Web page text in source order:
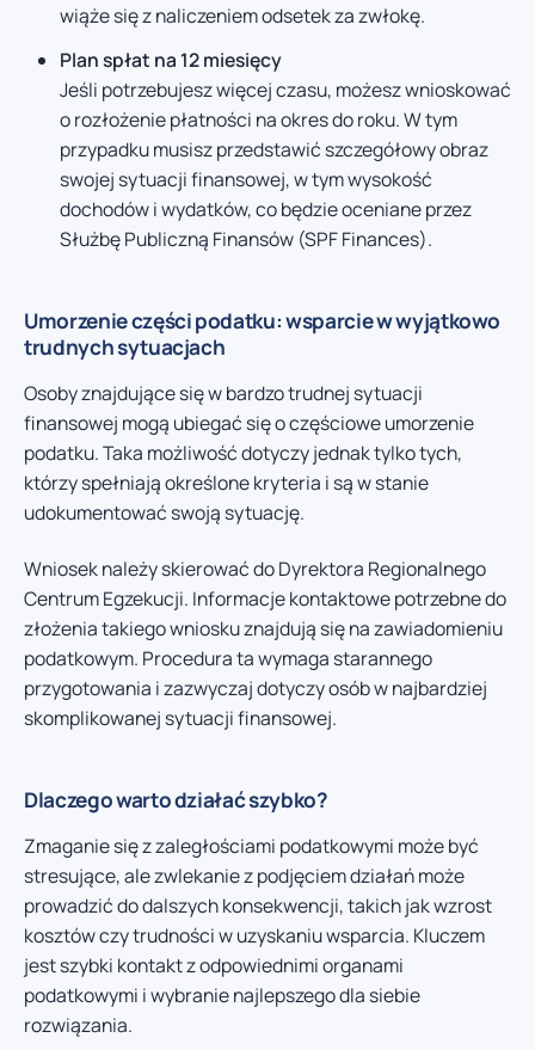
wiąże się z naliczeniem odsetek za zwłokę.
Plan spłat na 12 miesięcy
Jeśli potrzebujesz więcej czasu, możesz wnioskować
o rozłożenie płatności na okres do roku. W tym
przypadku musisz przedstawić szczegółowy obraz
swojej sytuacji finansowej, w tym wysokość
dochodów i wydatków, co będzie oceniane przez
Służbę Publiczną Finansów (SPF Finances).
Umorzenie części podatku: wsparcie w wyjątkowo
trudnych sytuacjach
Osoby znajdujące się w bardzo trudnej sytuacji
finansowej mogą ubiegać się o częściowe umorzenie
podatku. Taka możliwość dotyczy jednak tylko tych,
którzy spełniają określone kryteria i są w stanie
udokumentować swoją sytuację.
Wniosek należy skierować do Dyrektora Regionalnego
Centrum Egzekucji. Informacje kontaktowe potrzebne do
złożenia takiego wniosku znajdują się na zawiadomieniu
podatkowym. Procedura ta wymaga starannego
przygotowania i zazwyczaj dotyczy osób w najbardziej
skomplikowanej sytuacji finansowej.
Dlaczego warto działać szybko?
Zmaganie się z zaległościami podatkowymi może być
stresujące, ale zwlekanie z podjęciem działań może
prowadzić do dalszych konsekwencji, takich jak wzrost
kosztów czy trudności w uzyskaniu wsparcia. Kluczem
jest szybki kontakt z odpowiednimi organami
podatkowymi i wybranie najlepszego dla siebie
rozwiązania.